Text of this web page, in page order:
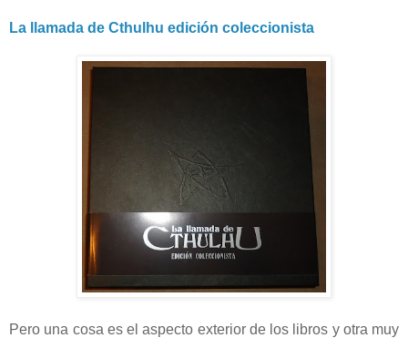
La llamada de Cthulhu edición coleccionista
Pero una cosa es el aspecto exterior de los libros y otra muy